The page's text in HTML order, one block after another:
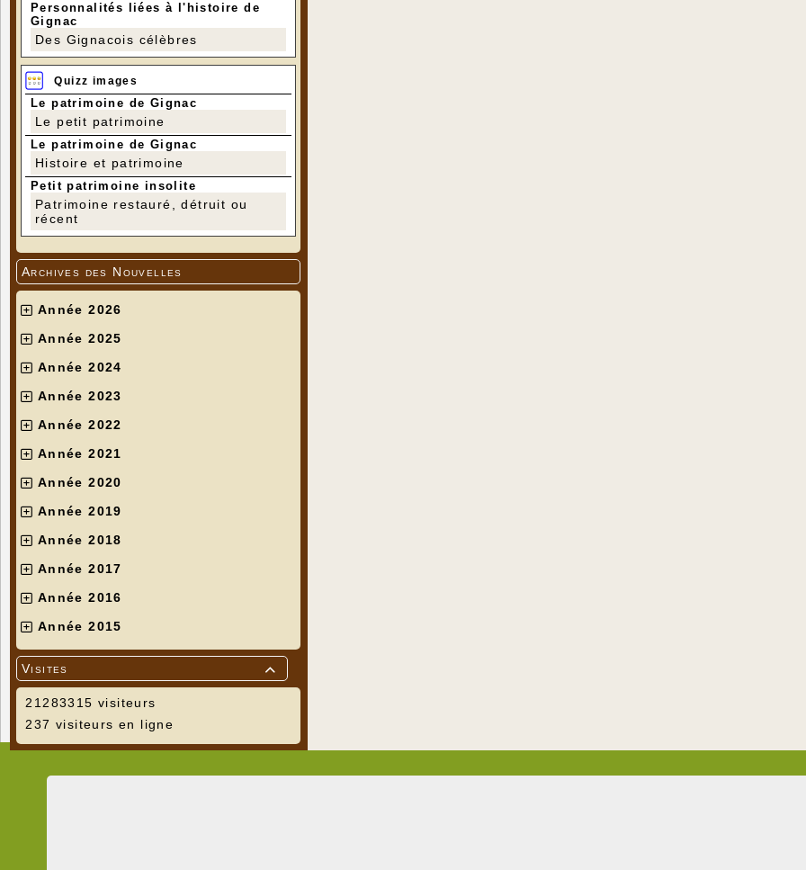
Personnalités liées à l'histoire de
Gignac
Des Gignacois célèbres
Quizz images
Le patrimoine de Gignac
Le petit patrimoine
Le patrimoine de Gignac
Histoire et patrimoine
Petit patrimoine insolite
Patrimoine restauré, détruit ou
récent
Archives des Nouvelles
Année 2026
Année 2025
Année 2024
Année 2023
Année 2022
Année 2021
Année 2020
Année 2019
Année 2018
Année 2017
Année 2016
Année 2015

Visites
21283315 visiteurs
237 visiteurs en ligne